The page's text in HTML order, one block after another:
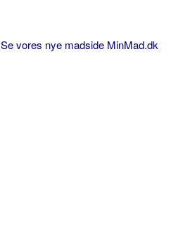
Se vores nye madside MinMad.dk